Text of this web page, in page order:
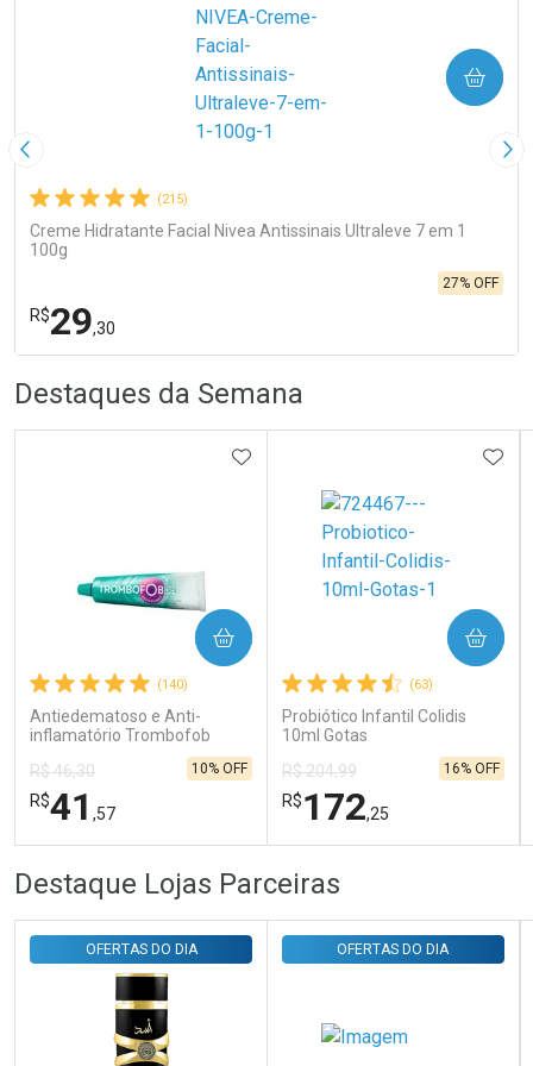
Imagem Anterior
(215)
Creme Hidratante Facial Nivea Antissinais Ultraleve 7 em 1
100g
R$29,30
27% OFF
COMPRAR
Laboratório
Comprar sem Desconto
Por R$ 29,30/cada
Por Menos
Comprar sem Desconto
Por R$ 29,30/cada
Destaques da Semana
(140)
Antiedematoso e Anti-
inflamatório Trombofob
R$ 46,30
R$41 ,57
10% OFF
ADICIONAR AOS FAVORITOS
COMPRAR
FECHAR
Laboratório
FECHAR
Por Menos
(63)
Probiótico Infantil Colidis
10ml Gotas
R$ 204,99
R$172,25
16% OFF
COMPRAR
Por Menos
Destaque Lojas Parceiras
OFERTAS DO DIA OFERTAS DO DIA